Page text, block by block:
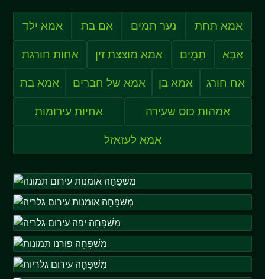
אמא ילד אם בת נער תמים אמא תחת
אחות חורגת אמא מוצצת זין תָמִים אַבָּא
אמא בת אמא של חברים אמא בן אח חורג
אחיות עירומות אמהות כוס שעירה
אמא לעזאזל